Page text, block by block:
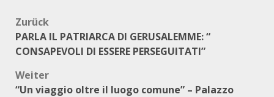
Beitragsnavigation
Zurück
PARLA IL PATRIARCA DI GERUSALEMME: “
CONSAPEVOLI DI ESSERE PERSEGUITATI”
Weiter
“Un viaggio oltre il luogo comune” – Palazzo